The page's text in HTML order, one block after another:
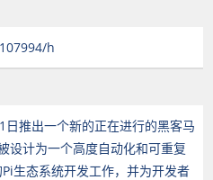
h
推出一个新的正在进行的黑客马
设计为一个高度自动化和可重复
生态系统开发工作，并为开发者